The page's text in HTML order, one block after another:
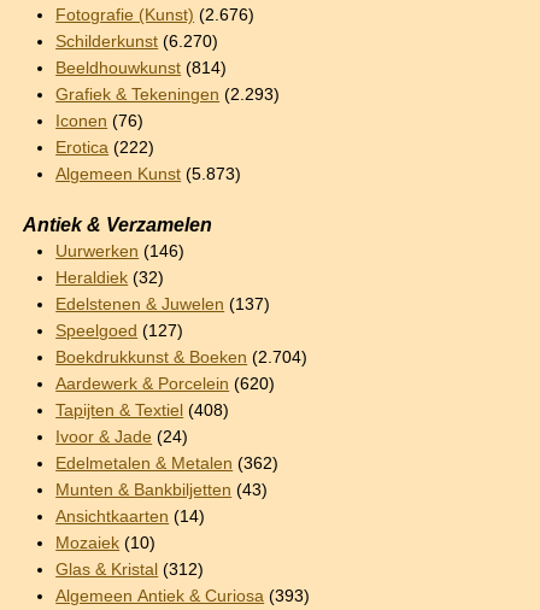
Fotografie (Kunst) (2.676)
Schilderkunst (6.270)
Beeldhouwkunst (814)
Grafiek & Tekeningen (2.293)
Iconen (76)
Erotica (222)
Algemeen Kunst (5.873)
Antiek & Verzamelen
Uurwerken (146)
Heraldiek (32)
Edelstenen & Juwelen (137)
Speelgoed (127)
Boekdrukkunst & Boeken (2.704)
Aardewerk & Porcelein (620)
Tapijten & Textiel (408)
Ivoor & Jade (24)
Edelmetalen & Metalen (362)
Munten & Bankbiljetten (43)
Ansichtkaarten (14)
Mozaiek (10)
Glas & Kristal (312)
Algemeen Antiek & Curiosa (393)